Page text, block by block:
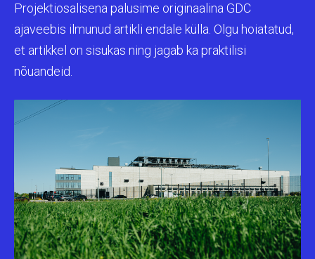
Projektiosalisena palusime originaalina GDC
ajaveebis ilmunud artikli endale külla. Olgu hoiatatud,
et artikkel on sisukas ning jagab ka praktilisi
nõuandeid.